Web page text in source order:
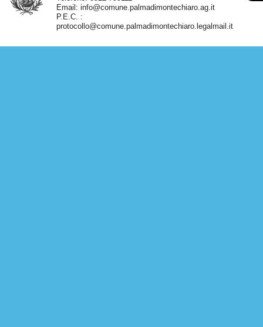
Email: info@comune.palmadimontechiaro.ag.it
P.E.C. :
protocollo@comune.palmadimontechiaro.legalmail.it